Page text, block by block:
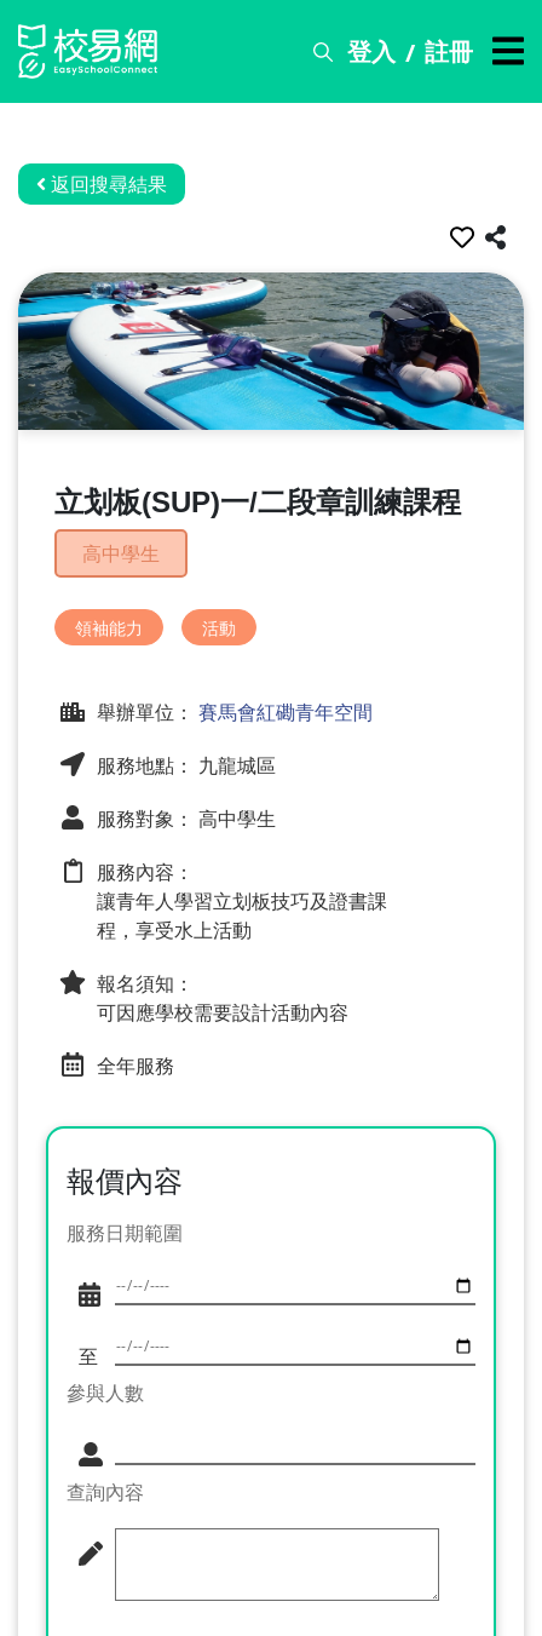
登入 / 註冊
搜
務
資
訊
關
於
我
返回搜尋結果
立划板(SUP)一/二段章訓練課程
高中學生
領袖能力 活動
舉辦單位： 賽馬會紅磡青年空間
服務地點： 九龍城區
服務對象： 高中學生
服務內容：
讓青年人學習立划板技巧及證書課
程，享受水上活動
報名須知：
可因應學校需要設計活動內容
全年服務
報價內容
服務日期範圍
至
參與人數
查詢內容